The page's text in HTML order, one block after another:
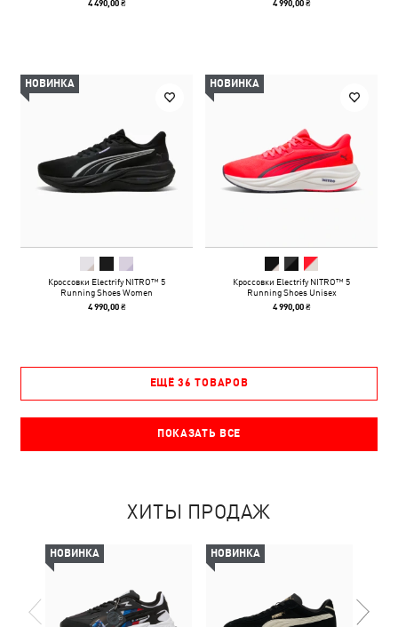
4 490,00 ₴ 4 990,00 ₴
НОВИНКА
Кроссовки Electrify NITRO™ 5
Running Shoes Women
4 990,00 ₴
НОВИНКА
Кроссовки Electrify NITRO™ 5
Running Shoes Unisex
4 990,00 ₴
ЕЩЁ 36 ТОВАРОВ
ПОКАЗАТЬ ВСЕ
ХИТЫ ПРОДАЖ
НОВИНКА НОВИНКА